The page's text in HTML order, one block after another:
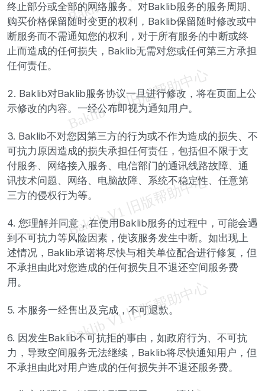
终止部分或全部的网络服务。对Baklib服务的服务周期、
购买价格保留随时变更的权利，Baklib保留随时修改或中
断服务而不需通知您的权利，对于所有服务的中断或终
止而造成的任何损失，Baklib无需对您或任何第三方承担
任何责任。
2. Baklib对Baklib服务协议一旦进行修改，将在页面上公
示修改的内容。一经公布即视为通知用户。
3. Baklib不对您因第三方的行为或不作为造成的损失、不
可抗力原因造成的损失承担任何责任，包括但不限于支
付服务、网络接入服务、电信部门的通讯线路故障、通
讯技术问题、网络、电脑故障、系统不稳定性、任意第
三方的侵权行为等。
4. 您理解并同意，在使用Baklib服务的过程中，可能会遇
到不可抗力等风险因素，使该服务发生中断。如出现上
述情况，Baklib承诺将尽快与相关单位配合进行修复，但
不承担由此对您造成的任何损失且不退还空间服务费
用。
5. 本服务一经售出及完成，不可退款。
6. 因发生Baklib不可抗拒的事由，如政府行为、不可抗
力，导致空间服务无法继续，Baklib将尽快通知用户，但
不承担由此对用户造成的任何损失并不退还服务费。